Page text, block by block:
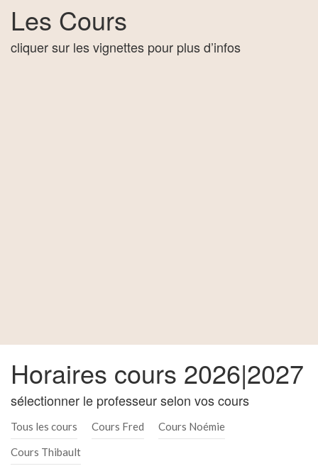
Les Cours
cliquer sur les vignettes pour plus d’infos
Horaires cours 2026|2027
sélectionner le professeur selon vos cours
Tous les cours Cours Fred
Cours Noémie
Cours Thibault